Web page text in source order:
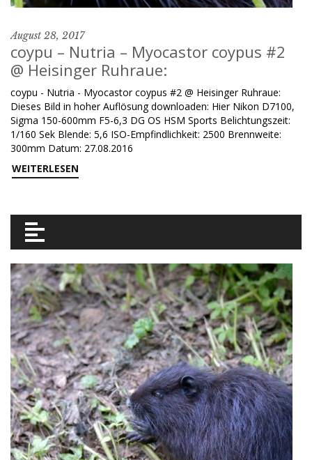
August 28, 2017
coypu – Nutria – Myocastor coypus #2
@ Heisinger Ruhraue:
coypu - Nutria - Myocastor coypus #2 @ Heisinger Ruhraue:
Dieses Bild in hoher Auflösung downloaden: Hier Nikon D7100,
Sigma 150-600mm F5-6,3 DG OS HSM Sports Belichtungszeit:
1/160 Sek Blende: 5,6 ISO-Empfindlichkeit: 2500 Brennweite:
300mm Datum: 27.08.2016
WEITERLESEN